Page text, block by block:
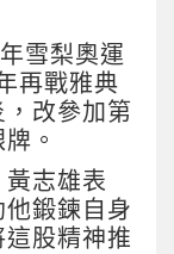
雪梨奧運
再戰雅典
改參加第
。
黃志雄表
鍛鍊自身
股精神推